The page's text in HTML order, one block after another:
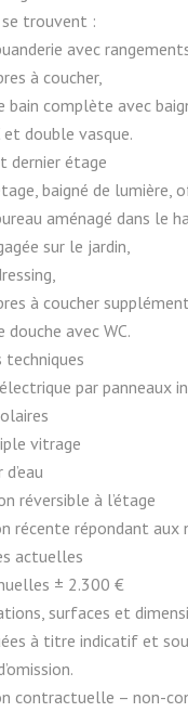
se trouvent :
avec
à coucher,
bain complète avec
et double vasque.
dernier étage
baigné de lumière,
aménagé dans le
sur le jardin,
à coucher
douche avec WC.
par panneaux
vitrage
réversible à l’étage
récente répondant aux
actuelles
± 2.300 €
surfaces et
à titre indicatif et
contractuelle – non-